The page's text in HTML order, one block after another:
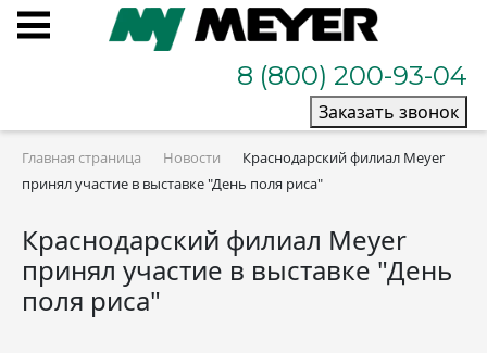
8 (800) 200-93-04
Заказать звонок
Главная страница Новости
Краснодарский филиал Meyer
принял участие в выставке "День поля риса"
Краснодарский филиал Meyer
принял участие в выставке "День
поля риса"